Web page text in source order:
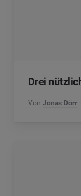
Drei
Von Jonas Dörr